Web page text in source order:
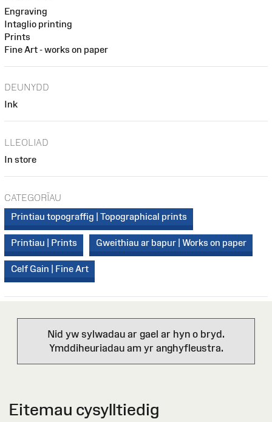
Engraving
Intaglio printing
Prints
Fine Art - works on paper
DEUNYDD
Ink
LLEOLIAD
In store
CATEGORÏAU
Printiau topograffig | Topographical prints
Printiau | Prints Gweithiau ar bapur | Works on paper
Celf Gain | Fine Art
Nid yw sylwadau ar gael ar hyn o bryd.
Ymddiheuriadau am yr anghyfleustra.
Eitemau cysylltiedig